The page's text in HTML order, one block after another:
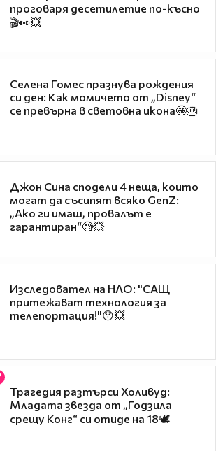
проговаря десетилетие по-късно
🎬👀💥
Селена Гомес празнува рождения
си ден: Как момичето от „Disney“
се превърна в световна икона🤩🎂
Джон Сина сподели 4 неща, които
могат да съсипят всяко GenZ:
„Ако ги имаш, провалът е
гарантиран“🧐💥
Изследовател на НЛО: "САЩ
притежават технология за
телепортация!"😯💥
Трагедия разтърси Холивуд:
Младата звезда от „Годзила
срещу Конг“ си отиде на 18🕊️